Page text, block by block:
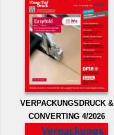
VERPACKUNGSDRUCK &
CONVERTING 4/2026